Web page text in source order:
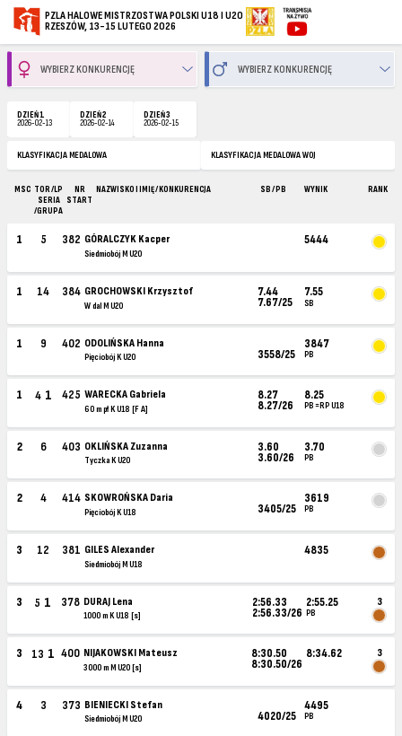
PZLA HALOWE MISTRZOSTWA POLSKI U18 I U20
RZESZÓW, 13-15 LUTEGO 2026
DZIEŃ 1
2026-02-13
DZIEŃ 2
2026-02-14
DZIEŃ 3
2026-02-15
KLASYFIKACJA MEDALOWA KLASYFIKACJA MEDALOWA WOJ
MSC TOR /LP
SERIA
/GRUPA
NR
START
NAZWISKO I IMIĘ / KONKURENCJA SB / PB WYNIK RANK
1 5 382 GÓRALCZYK Kacper
Siedmiobój M U20
5444
1 14 384 GROCHOWSKI Krzysztof
W dal M U20
7.44
7.67/25
7.55
SB
1 9 402 ODOLIŃSKA Hanna
Pięciobój K U20 3558/25
3847
PB
1 4 1 425 WARECKA Gabriela
60 m pł K U18 [F A]
8.27
8.27/26
8.25
PB =RP U18
2 6 403 OKLIŃSKA Zuzanna
Tyczka K U20
3.60
3.60/26
3.70
PB
2 4 414 SKOWROŃSKA Daria
Pięciobój K U18 3405/25
3619
PB
3 12 381 GILES Alexander
Siedmiobój M U18
4835
3 5 1 378 DURAJ Lena
1000 m K U18 [s]
2:56.33
2:56.33/26
2:55.25
PB
3
3 13 1 400 NIJAKOWSKI Mateusz
3000 m M U20 [s]
8:30.50
8:30.50/26
8:34.62 3
4 3 373 BIENIECKI Stefan
Siedmiobój M U20 4020/25
4495
PB